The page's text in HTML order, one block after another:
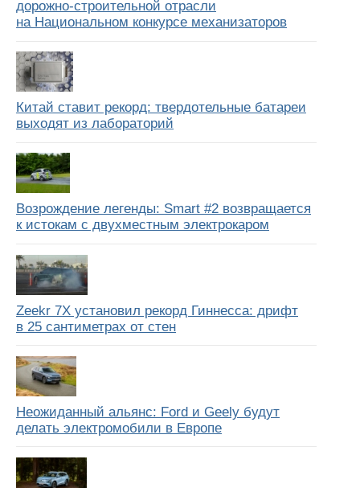
дорожно-строительной отрасли
на Национальном конкурсе механизаторов
Китай ставит рекорд: твердотельные батареи
выходят из лабораторий
Возрождение легенды: Smart #2 возвращается
к истокам с двухместным электрокаром
Zeekr 7X установил рекорд Гиннесса: дрифт
в 25 сантиметрах от стен
Неожиданный альянс: Ford и Geely будут
делать электромобили в Европе